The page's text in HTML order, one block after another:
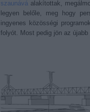
szaunáváalakítottak,
legyen belőle, meg hogy
ingyenes közösségi
folyót. Most pedig jön az